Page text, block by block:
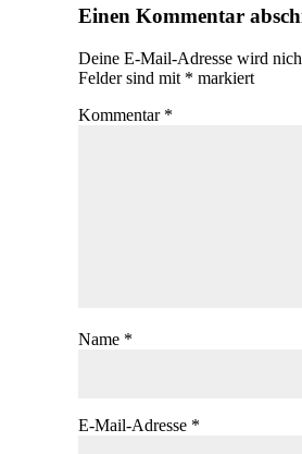
Einen Kommentar
Deine E-Mail-Adresse wird
Felder sind mit * markiert
Kommentar *
Name *
E-Mail-Adresse *